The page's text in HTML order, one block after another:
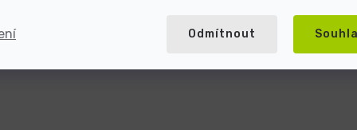
Odmítnout